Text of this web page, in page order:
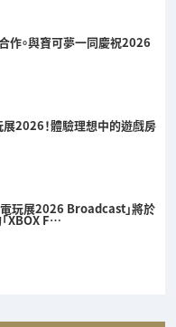
作。與寶可夢一同慶祝2026
展2026！體驗理想中的遊戲房
玩展2026 Broadcast」將於
XBOX F…